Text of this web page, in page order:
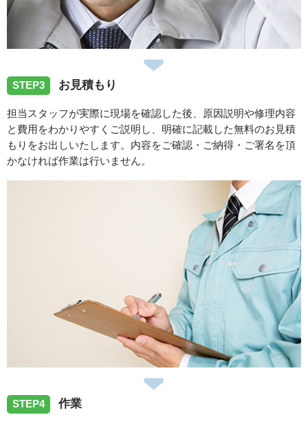
2026/06/15
香川県坂出市へ台所蛇口の水漏れ修理依頼でお伺い致しま
した
2026/06/14
スタッフの修理報告や事例の一覧はこちら
STEP3 お見積もり
担当スタッフが実際に現場を確認した後、原因説明や修理内容
と費用をわかりやすくご説明し、明確に記載した無料のお見積
もりをお出しいたします。内容をご確認・ご納得・ご署名を頂
かなければ作業は行いません。
STEP4 作業